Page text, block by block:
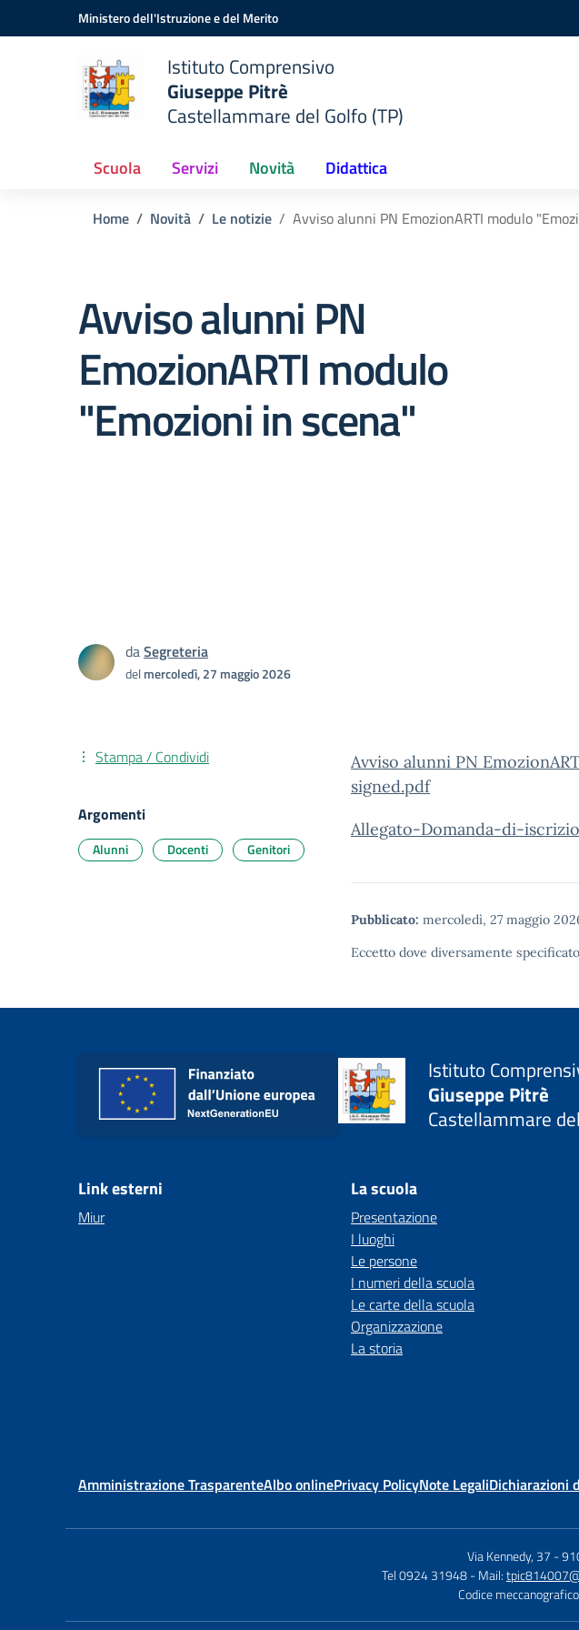
Vai ai contenuti
Vai al menu di navigazioneMinistero dell'Istruzione e del Merito
Istituto Comprensivo
Giuseppe Pitrè
Castellammare del Golfo (TP)
Scuola Servizi Novità Didattica
Home Novità Le notizie Avviso alunni PN EmozionARTI modulo
Avviso alunni PN
EmozionARTI modulo
"Emozioni in scena"
daSegreteria
delmercoledì, 27 maggio 2026
Avviso alunni PN
signed.pdf
Allegato-Domanda-di-
Pubblicato: mercoledì, 27 maggio
Eccetto dove diversamente
Stampa / Condividi
Argomenti
Alunni Docenti Genitori
Istituto
Giuseppe Pitrè
Castellammare
Link esterni
Miur
La scuola
Presentazione
I luoghi
Le persone
I numeri della scuola
Le carte della scuola
Organizzazione
La storia
Amministrazione TrasparenteAlbo onlinePrivacy PolicyNote LegaliDichiarazioni
Via Kennedy, 37 -
Tel 0924 31948- Mail:
Codice